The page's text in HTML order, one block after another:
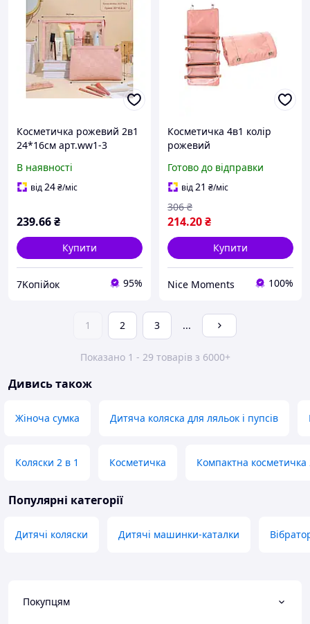
Косметичка рожевий 2в1
24*16см арт.ww1-3
В наявності
від24₴/міс
239.66₴
Купити
7Koпійок 95%
Косметичка 4в1 колір
рожевий
Готово до відправки
від21 ₴/міс
214.20₴
306 ₴
Купити
Nice Moments 100%
1 2 3 ...
Показано 1 - 29 товарів з 6000+
Дивись також
Жіноча сумка Дитяча коляска для ляльок і пупсів
Коляски 2 в 1 Косметичка Компактна косметичка
Популярні категорії
Дитячі коляски Дитячі машинки-каталки
Покупцям